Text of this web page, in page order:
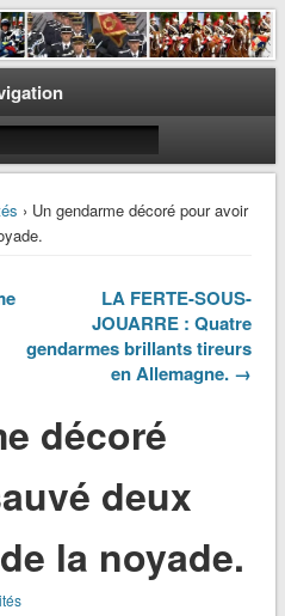
› Un gendarme décoré pour avoir
LA FERTE-SOUS-
JOUARRE : Quatre
gendarmes brillants tireurs
en Allemagne. →
décoré
deux
la noyade.